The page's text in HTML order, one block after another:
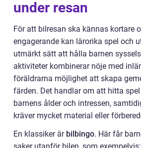
under resan
För att bilresan ska kännas kortare
engagerande kan lärorika spel och
utmärkt sätt att hålla barnen
aktiviteter kombinerar nöje med
föräldrarna möjlighet att skapa
färden. Det handlar om att hitta
barnens ålder och intressen,
kräver mycket material eller
En klassiker är bilbingo. Här får